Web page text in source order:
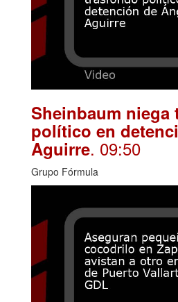
Sheinbaum niega
político en
Aguirre. 09:50
Grupo Fórmula